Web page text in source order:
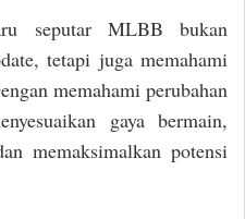
seputar MLBB bukan
tetapi juga memahami
memahami perubahan
gaya bermain,
memaksimalkan potensi